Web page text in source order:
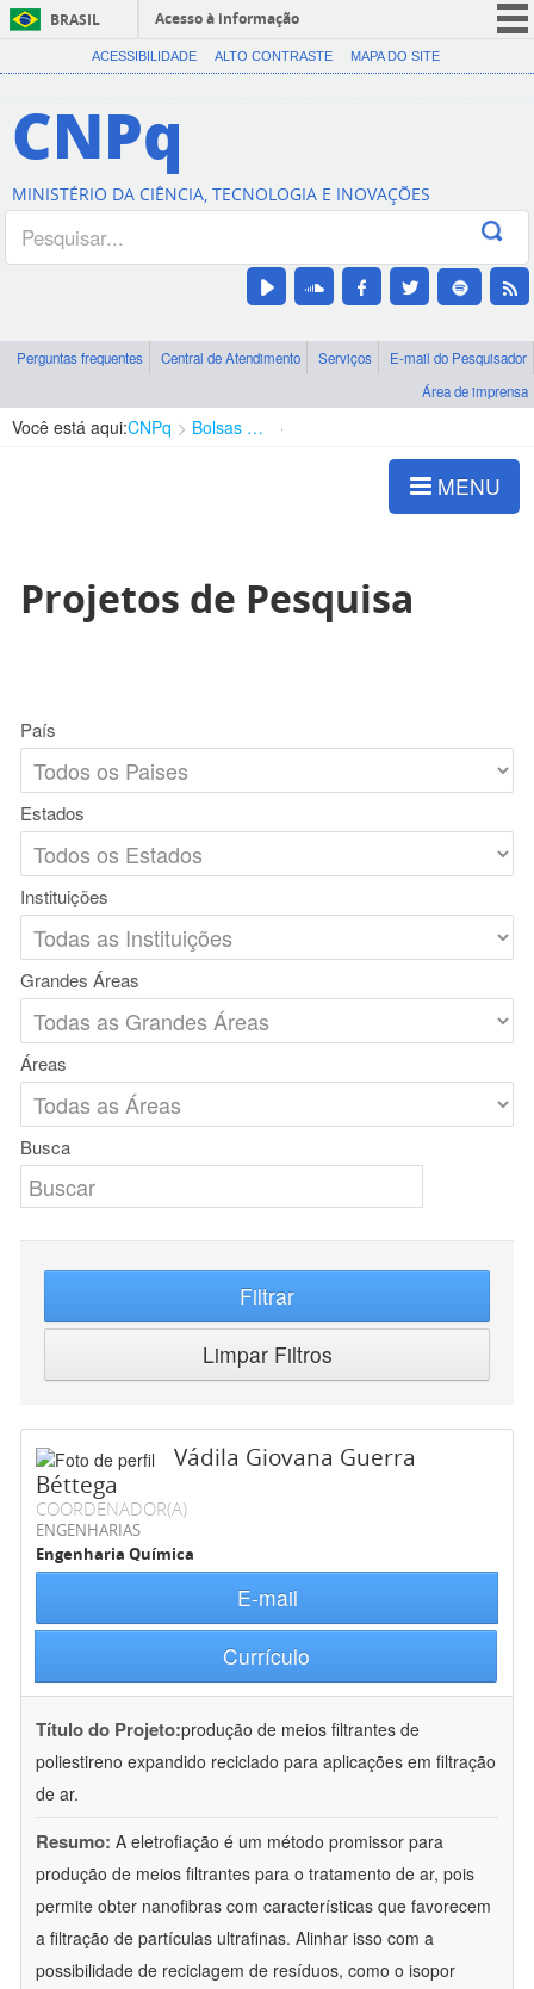
BRASIL
Acesso à informação
CORONAVÍRUS (COVID-19)
Canais
ACESSIBILIDADE ALTO CONTRASTE MAPA DO SITE
CNPq
MINISTÉRIO DA CIÊNCIA, TECNOLOGIA E INOVAÇÕES
Perguntas frequentes Central de Atendimento Serviços
E-mail do Pesquisador
Área de imprensa
Você está aqui:CNPq Bolsas e Auxílios Vigentes
MENU
Projetos de Pesquisa
País
Estados
Instituições
Grandes Áreas
Áreas
Busca
Filtrar
Limpar Filtros
Vádila Giovana Guerra
Béttega
COORDENADOR(A)
ENGENHARIAS
Engenharia Química
E-mail
Currículo
Título do Projeto:produção de meios filtrantes de
poliestireno expandido reciclado para aplicações em filtração
de ar.
Resumo: A eletrofiação é um método promissor para
produção de meios filtrantes para o tratamento de ar, pois
permite obter nanofibras com características que favorecem
a filtração de partículas ultrafinas. Alinhar isso com a
possibilidade de reciclagem de resíduos, como o isopor